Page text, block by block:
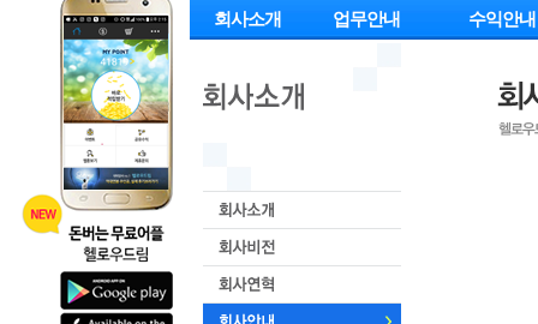
회사소개 업무안내 수익안내